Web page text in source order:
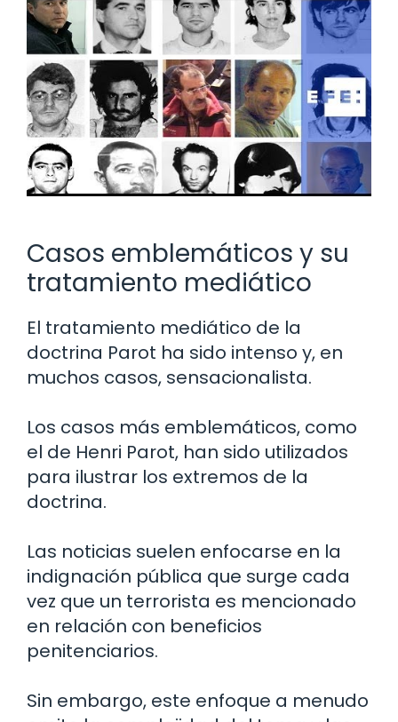
Casos emblemáticos y su
tratamiento mediático
El tratamiento mediático de la
doctrina Parot ha sido intenso y, en
muchos casos, sensacionalista.
Los casos más emblemáticos, como
el de Henri Parot, han sido utilizados
para ilustrar los extremos de la
doctrina.
Las noticias suelen enfocarse en la
indignación pública que surge cada
vez que un terrorista es mencionado
en relación con beneficios
penitenciarios.
Sin embargo, este enfoque a menudo